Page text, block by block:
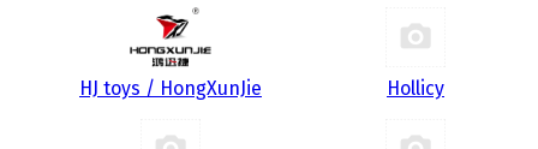
HJ toys / HongXunJie Hollicy